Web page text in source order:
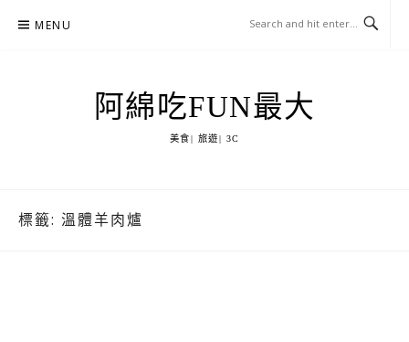
MENU
阿綿吃FUN最大
美食| 旅遊| 3C
標籤: 溫體羊肉爐